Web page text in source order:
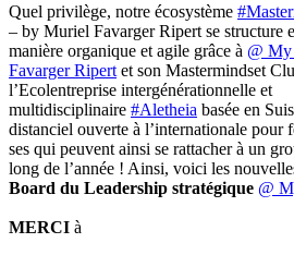
Quel privilège, notre écosystème
– by Muriel Favarger Ripert se structure
manière organique et agile grâce à @
Favarger Ripert et son Mastermindset
l’Ecolentreprise intergénérationnelle et
multidisciplinaire #Aletheia basée en
distanciel ouverte à l’internationale pour
ses qui peuvent ainsi se rattacher à un
long de l’année ! Ainsi, voici les
Board du Leadership stratégique @
MERCI à